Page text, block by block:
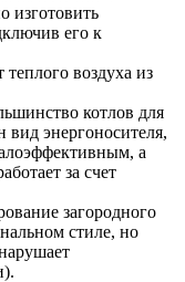
изготовить
его к
воздуха из
котлов для
вид энергоносителя,
а
за счет
загородного
стиле, но